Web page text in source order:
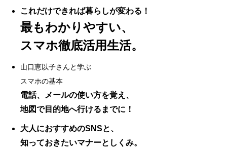
これだけできれば暮らしが変わる！
最もわかりやすい、
スマホ徹底活用生活。
山口恵以子さんと学ぶ
スマホの基本
電話、メールの使い方を覚え、
地図で目的地へ行けるまでに！
大人におすすめのSNSと、
知っておきたいマナーとしくみ。